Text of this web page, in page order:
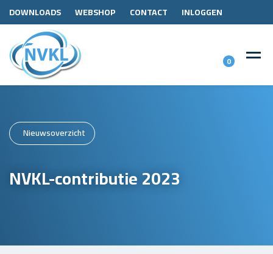
DOWNLOADS WEBSHOP CONTACT INLOGGEN
0
Nieuwsoverzicht
NVKL-contributie 2023